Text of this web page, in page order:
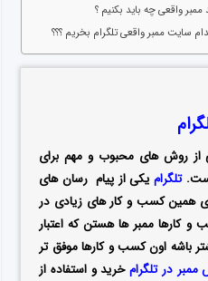
واقعی چه باید بکنیم ؟
سایت ممبر واقعی تلگرام بخریم ؟؟؟
از روش های محبوب و مهم برای
تلگرامیکی از پیام رسان های
همین کسب و کار های زیادی در
کارها ممبر ها هستن که اعتبار
باشه اون کسب و کارها موفق تر
ممبر در تلگرامخرید و استفاده از